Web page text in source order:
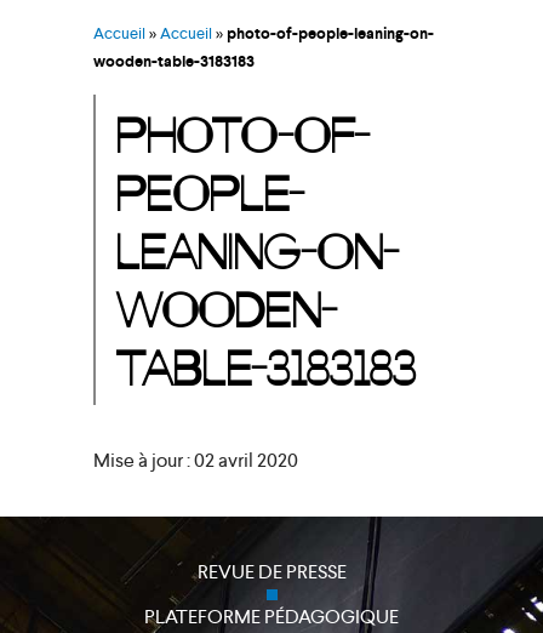
Accueil»Accueil» photo-of-people-leaning-on-
wooden-table-3183183
PHOTO-OF-
PEOPLE-
LEANING-ON-
WOODEN-
TABLE-3183183
Mise à jour : 02 avril 2020
REVUE DE PRESSE
PLATEFORME PÉDAGOGIQUE